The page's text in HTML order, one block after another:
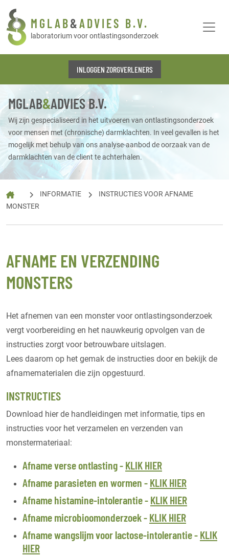
MGLAB&ADVIES B.V.
laboratorium voor ontlastingsonderzoek
INLOGGEN ZORGVERLENERS
MGLAB&ADVIES B.V.
Wij zijn gespecialiseerd in het uitvoeren van ontlastingsonderzoek
voor mensen met (chronische) darmklachten. In veel gevallen is het
mogelijk met behulp van ons analyse-aanbod de oorzaak van de
darmklachten van de client te achterhalen.
INFORMATIE
INSTRUCTIES VOOR AFNAME
MONSTER
AFNAME EN VERZENDING
MONSTERS
Het afnemen van een monster voor ontlastingsonderzoek
vergt voorbereiding en het nauwkeurig opvolgen van de
instructies zorgt voor betrouwbare uitslagen.
Lees daarom op het gemak de instructies door en bekijk de
afnamematerialen die zijn opgestuurd.
INSTRUCTIES
Download hier de handleidingen met informatie, tips en
instructies voor het verzamelen en verzenden van
monstermateriaal:
Afname verse ontlasting -KLIK HIER
Afname parasieten en wormen -KLIK HIER
Afname histamine-intolerantie -KLIK HIER
Afname microbioomonderzoek -KLIK HIER
Afname wangslijm voor lactose-intolerantie -KLIK
HIER